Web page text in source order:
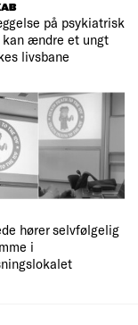
på psykiatrisk
ændre et ungt
livsbane
hører selvfølgelig
i